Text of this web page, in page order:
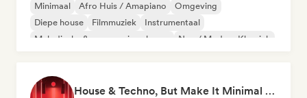
Minimaal Afro Huis / Amapiano
Omgeving
Diepe house
Filmmuziek
Instrumentaal
Melodische & progressieve house
Neo / Modern Klassiek
House & Techno, But Make It Minimal 🎚️ Tech House & Melodic Grooves